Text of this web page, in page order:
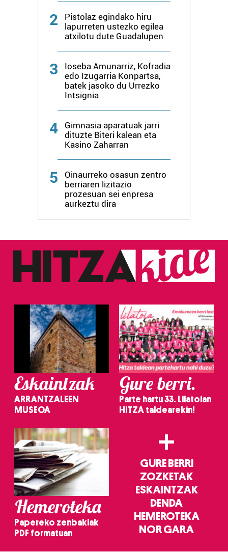
2
Pistolaz egindako hiru
lapurreten ustezko egilea
atxilotu dute Guadalupen
3
Ioseba Amunarriz, Kofradia
edo Izugarria Konpartsa,
batek jasoko du Urrezko
Intsignia
4
Gimnasia aparatuak jarri
dituzte Biteri kalean eta
Kasino Zaharran
5
Oinaurreko osasun zentro
berriaren lizitazio
prozesuan sei enpresa
aurkeztu dira
Eskaintzak
ARRANTZALEEN
MUSEOA
Gure berri.
Parte hartu 33. Lilatoian
HITZA taldearekin!
Hemeroteka
Papereko zenbakiak
PDF formatuan
+
GURE BERRI
ZOZKETAK
ESKAINTZAK
DENDA
HEMEROTEKA
NOR GARA